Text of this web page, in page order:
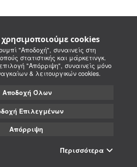
cookies
"Αποδοχή", συναινείς στη
στατιστικής και μάρκετινγκ.
"Απόρριψη", συναινείς μόνο
& λειτουργικών cookies.
Αποδοχή Όλων
Επιλεγμένων
Απόρριψη
Περισσότερα